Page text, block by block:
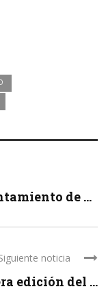
de ...
noticia
edición del ...